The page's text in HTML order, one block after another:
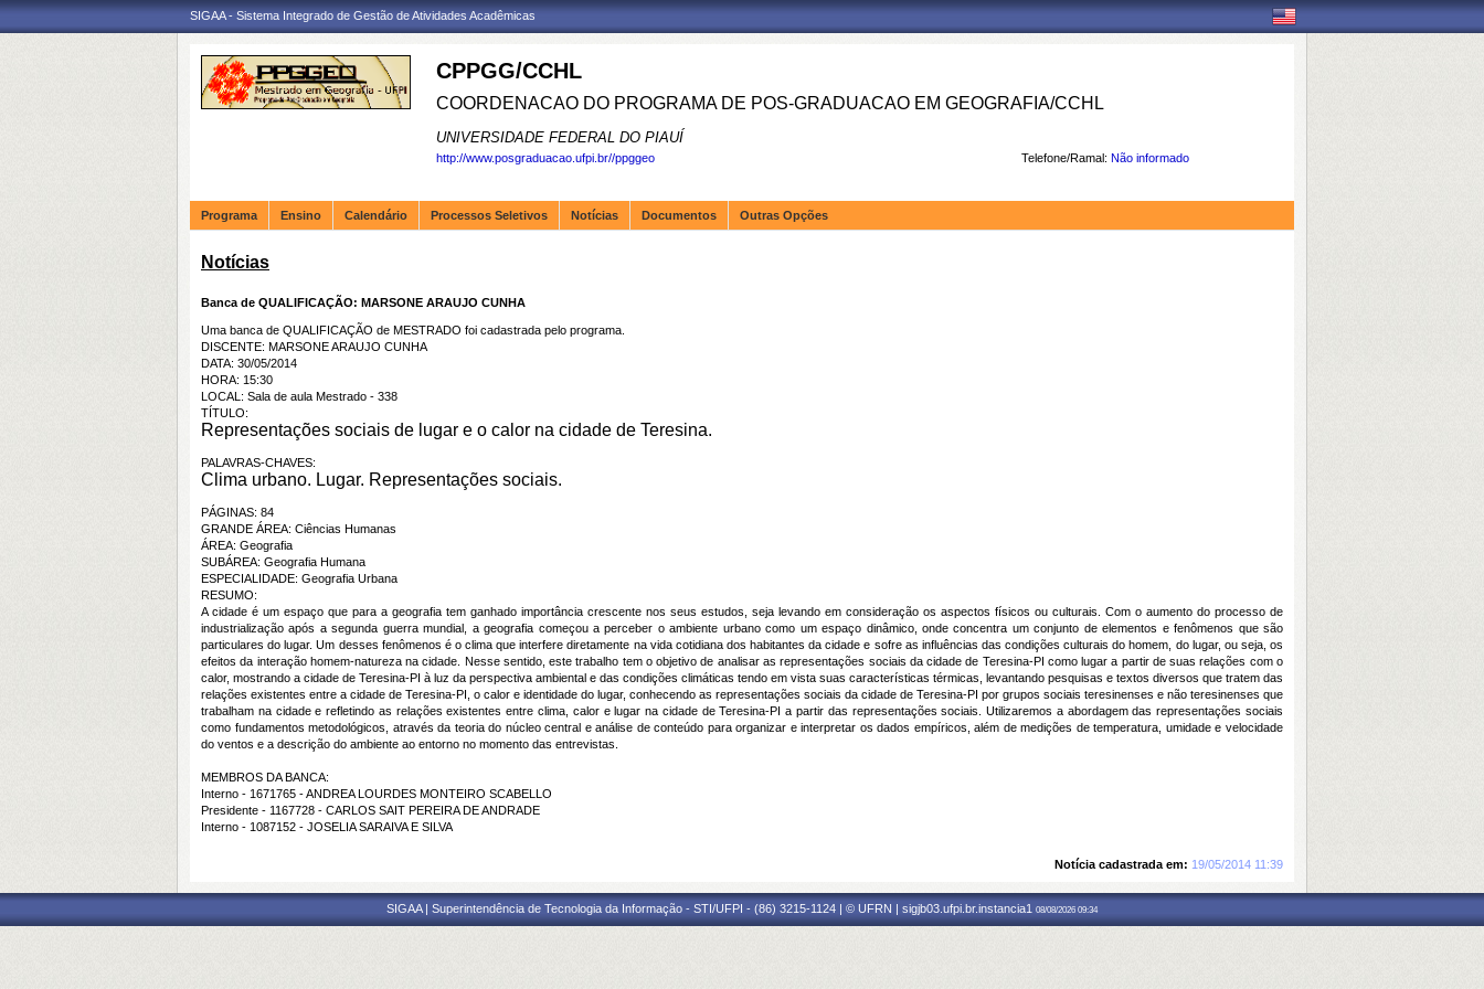
SIGAA - Sistema Integrado de Gestão de Atividades Acadêmicas
CPPGG/CCHL
COORDENACAO DO PROGRAMA DE POS-GRADUACAO EM GEOGRAFIA/CCHL
UNIVERSIDADE FEDERAL DO PIAUÍ
Telefone/Ramal: Não informado
http://www.posgraduacao.ufpi.br//ppggeo
Programa Ensino Calendário Processos Seletivos Notícias Documentos Outras Opções
Notícias
Banca de QUALIFICAÇÃO: MARSONE ARAUJO CUNHA
Uma banca de QUALIFICAÇÃO de MESTRADO foi cadastrada pelo programa.
DISCENTE: MARSONE ARAUJO CUNHA
DATA: 30/05/2014
HORA: 15:30
LOCAL: Sala de aula Mestrado - 338
TÍTULO:
Representações sociais de lugar e o calor na cidade de Teresina.
PALAVRAS-CHAVES:
Clima urbano. Lugar. Representações sociais.
PÁGINAS: 84
GRANDE ÁREA: Ciências Humanas
ÁREA: Geografia
SUBÁREA: Geografia Humana
ESPECIALIDADE: Geografia Urbana
RESUMO:
A cidade é um espaço que para a geografia tem ganhado importância crescente nos seus estudos, seja levando em consideração os aspectos físicos ou culturais. Com o aumento do processo de
industrialização após a segunda guerra mundial, a geografia começou a perceber o ambiente urbano como um espaço dinâmico, onde concentra um conjunto de elementos e fenômenos que são
particulares do lugar. Um desses fenômenos é o clima que interfere diretamente na vida cotidiana dos habitantes da cidade e sofre as influências das condições culturais do homem, do lugar, ou seja, os
efeitos da interação homem-natureza na cidade. Nesse sentido, este trabalho tem o objetivo de analisar as representações sociais da cidade de Teresina-PI como lugar a partir de suas relações com o
calor, mostrando a cidade de Teresina-PI à luz da perspectiva ambiental e das condições climáticas tendo em vista suas características térmicas, levantando pesquisas e textos diversos que tratem das
relações existentes entre a cidade de Teresina-PI, o calor e identidade do lugar, conhecendo as representações sociais da cidade de Teresina-PI por grupos sociais teresinenses e não teresinenses que
trabalham na cidade e refletindo as relações existentes entre clima, calor e lugar na cidade de Teresina-PI a partir das representações sociais. Utilizaremos a abordagem das representações sociais
como fundamentos metodológicos, através da teoria do núcleo central e análise de conteúdo para organizar e interpretar os dados empíricos, além de medições de temperatura, umidade e velocidade
do ventos e a descrição do ambiente ao entorno no momento das entrevistas.
MEMBROS DA BANCA:
Interno - 1671765 - ANDREA LOURDES MONTEIRO SCABELLO
Presidente - 1167728 - CARLOS SAIT PEREIRA DE ANDRADE
Interno - 1087152 - JOSELIA SARAIVA E SILVA
Notícia cadastrada em: 19/05/2014 11:39
SIGAA | Superintendência de Tecnologia da Informação - STI/UFPI - (86) 3215-1124 | © UFRN | sigjb03.ufpi.br.instancia1 08/08/2026 09:34